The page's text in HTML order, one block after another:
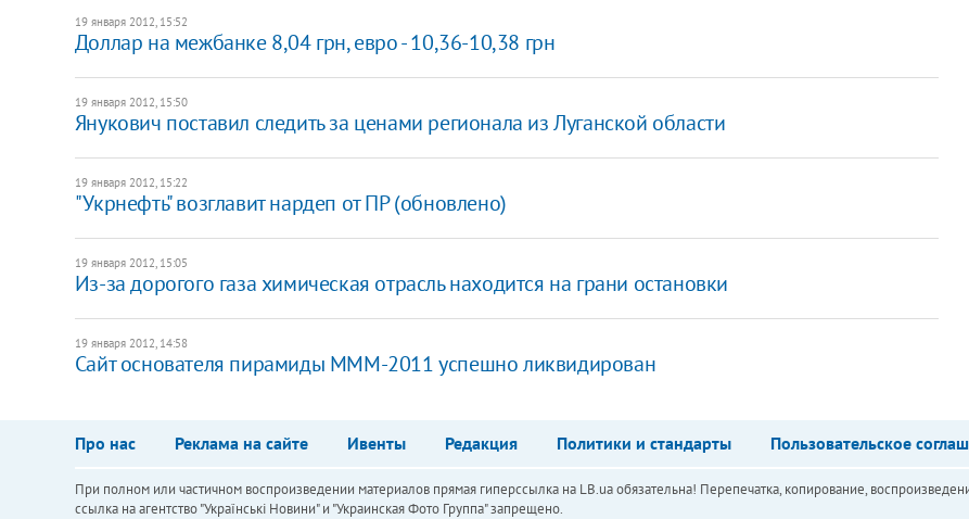
19 января 2012, 15:52
Доллар на межбанке 8,04 грн, евро - 10,36-10,38 грн
19 января 2012, 15:50
Янукович поставил следить за ценами регионала из Луганской области
19 января 2012, 15:22
"Укрнефть" возглавит нардеп от ПР (обновлено)
19 января 2012, 15:05
Из-за дорогого газа химическая отрасль находится на грани остановки
19 января 2012, 14:58
Cайт основателя пирамиды МММ-2011 успешно ликвидирован
Про нас Реклама на сайте Ивенты Редакция Политики и стандарты Пользовательское
При полном или частичном воспроизведении материалов прямая гиперссылка на LB.ua обязательна! Перепечатка, копирование,
ссылка на агентство "Українськi Новини" и "Украинская Фото Группа" запрещено.